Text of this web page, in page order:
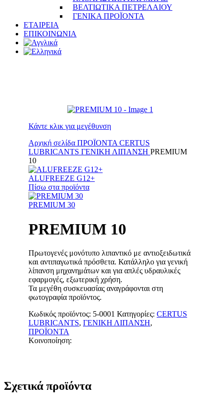
ΒΕΛΤΙΩΤΙΚΑ ΠΕΤΡΕΛΑΙΟΥ
ΓΕΝΙΚΑ ΠΡΟΪΟΝΤΑ
ΕΤΑΙΡΕΙΑ
ΕΠΙΚΟΙΝΩΝΙΑ
Κάντε κλικ για μεγέθυνση
Αρχική σελίδα ΠΡΟΪΟΝΤΑ CERTUS
LUBRICANTS ΓΕΝΙΚΗ ΛΙΠΑΝΣΗ PREMIUM
10
ALUFREEZE G12+
Πίσω στα προϊόντα
PREMIUM 30
PREMIUM 10
Πρωτογενές μονότυπο λιπαντικό με αντιοξειδωτικά
και αντιπαγωτικά πρόσθετα. Κατάλληλο για γενική
λίπανση μηχανημάτων και για απλές υδραυλικές
εφαρμογές, εξωτερική χρήση.
Τα μεγέθη συσκευασίας αναγράφονται στη
φωτογραφία προϊόντος.
Κωδικός προϊόντος: 5-0001 Κατηγορίες: CERTUS
LUBRICANTS, ΓΕΝΙΚΗ ΛΙΠΑΝΣΗ,
ΠΡΟΪΟΝΤΑ
Κοινοποίηση:
Σχετικά προϊόντα